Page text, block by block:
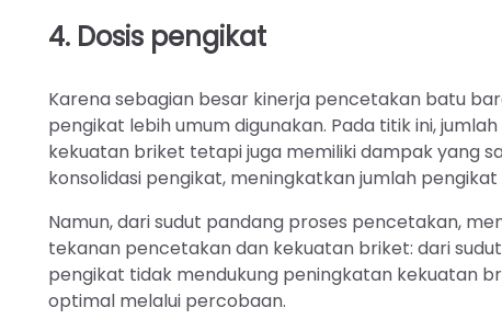
4. Dosis pengikat
Karena sebagian besar kinerja pencetakan batu
pengikat lebih umum digunakan. Pada titik ini,
kekuatan briket tetapi juga memiliki dampak yang
konsolidasi pengikat, meningkatkan jumlah
Namun, dari sudut pandang proses pencetakan,
tekanan pencetakan dan kekuatan briket: dari
pengikat tidak mendukung peningkatan kekuatan
optimal melalui percobaan.